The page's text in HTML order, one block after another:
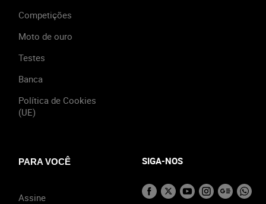
Competições
Moto de ouro
Testes
Banca
Política de Cookies
(UE)
PARA VOCÊ
Assine
SIGA-NOS